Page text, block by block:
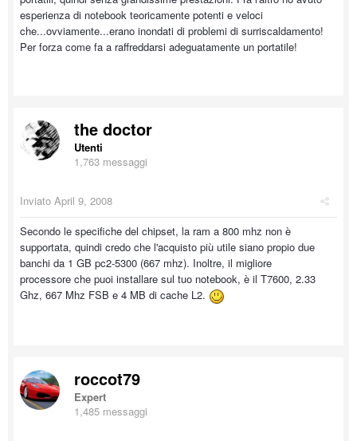
esperienza di notebook teoricamente potenti e veloci
che...ovviamente...erano inondati di problemi di surriscaldamento!
Per forza come fa a raffreddarsi adeguatamente un portatile!
the doctor
Utenti
1,763 messaggi
Inviato April 9, 2008
Secondo le specifiche del chipset, la ram a 800 mhz non è
supportata, quindi credo che l'acquisto più utile siano propio due
banchi da 1 GB pc2-5300 (667 mhz). Inoltre, il migliore
processore che puoi installare sul tuo notebook, è il T7600, 2.33
Ghz, 667 Mhz FSB e 4 MB di cache L2.
roccot79
Expert
1,485 messaggi